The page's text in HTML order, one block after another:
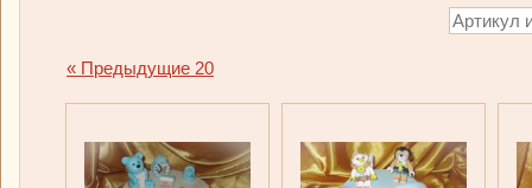
« Предыдущие 20